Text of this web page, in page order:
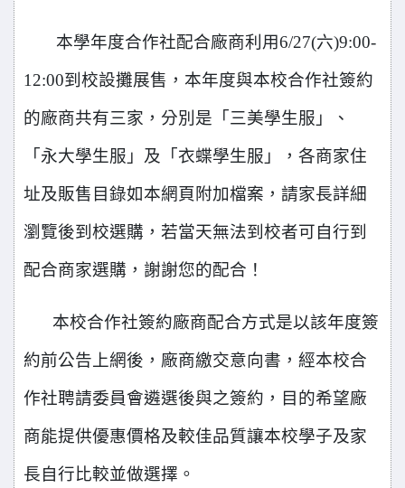
本學年度合作社配合廠商利用6/27(六)9:00-
12:00到校設攤展售，本年度與本校合作社簽約
的廠商共有三家，分別是「三美學生服」、
「永大學生服」及「衣蝶學生服」，各商家住
址及販售目錄如本網頁附加檔案，請家長詳細
瀏覽後到校選購，若當天無法到校者可自行到
配合商家選購，謝謝您的配合！
本校合作社簽約廠商配合方式是以該年度簽
約前公告上網後，廠商繳交意向書，經本校合
作社聘請委員會遴選後與之簽約，目的希望廠
商能提供優惠價格及較佳品質讓本校學子及家
長自行比較並做選擇。